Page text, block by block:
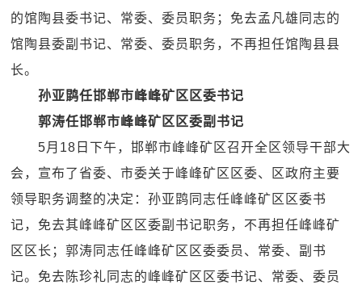
的馆陶县委书记、常委、委员职务；免去孟凡雄同志的
馆陶县委副书记、常委、委员职务，不再担任馆陶县县
长。
孙亚鹍任邯郸市峰峰矿区区委书记
郭涛任邯郸市峰峰矿区区委副书记
5月18日下午，邯郸市峰峰矿区召开全区领导干部大
会，宣布了省委、市委关于峰峰矿区区委、区政府主要
领导职务调整的决定：孙亚鹍同志任峰峰矿区区委书
记，免去其峰峰矿区区委副书记职务，不再担任峰峰矿
区区长；郭涛同志任峰峰矿区区委委员、常委、副书
记。免去陈珍礼同志的峰峰矿区区委书记、常委、委员